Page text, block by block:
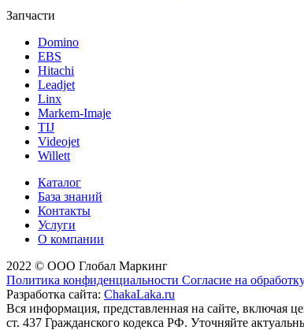
Запчасти
Domino
EBS
Hitachi
Leadjet
Linx
Markem-Imaje
TIJ
Videojet
Willett
Каталог
База знаний
Контакты
Услуги
О компании
2022 © ООО Глобал Маркинг
Политика конфиденциальности Согласие на
Разработка сайта: ChakaLaka.ru
Вся информация, представленная на сайте, включая
ст. 437 Гражданского кодекса РФ. Уточняйте